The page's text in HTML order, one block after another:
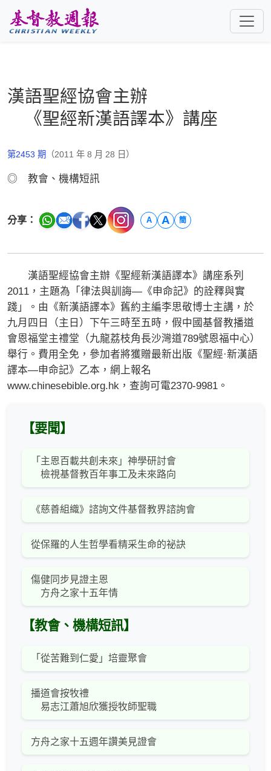
漢語聖經協會主辦
《聖經新漢語譯本》講座
第2453 期 （2011 年 8 月 28 日）
◎ 教會、機構短訊
分享： A A 簡
漢語聖經協會主辦《聖經新漢語譯本》講座系列
2011，主題為「律法與訓誨—《申命記》的詮釋與實
踐」。由《新漢語譯本》舊約主編李思敬博士主講，於
九月四日（主日）下午三時至五時，假中國基督教播道
會恩福堂主禮堂（九龍荔枝角長沙灣道789號恩福中心）
舉行。費用全免，參加者將獲贈最新出版《聖經·新漢語
譯本—申命記》乙本，網上報名
www.chinesebible.org.hk，查詢可電2370-9981。
【要聞】
「主恩百載共創未來」神學研討會
檢視基督教百年事工及未來路向
《慈善組織》諮詢文件基督教界諮詢會
從保羅的人生哲學看精采生命的祕訣
傷健同步見證主恩
方舟之家十五年情
【教會、機構短訊】
「從苦難到仁愛」培靈聚會
播道會按牧禮
易志江蕭旭欣獲授牧師聖職
方舟之家十五週年讚美見證會